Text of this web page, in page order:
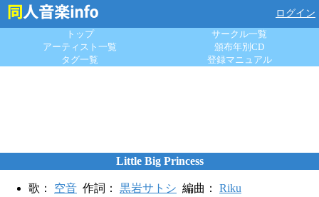
ログイン
トップ
サークル一覧
アーティスト一覧
頒布年別CD
タグ一覧
登録マニュアル
Little Big Princess
歌： 空音 作詞： 黒岩サトシ 編曲： Riku